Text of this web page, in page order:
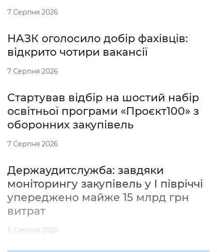
7 Серпня 2026
НАЗК оголосило добір фахівців:
відкрито чотири вакансії
7 Серпня 2026
Стартував відбір на шостий набір
освітньої програми «Проєкт100» з
оборонних закупівель
7 Серпня 2026
Держаудитслужба: завдяки
моніторингу закупівель у І півріччі
упереджено майже 15 млрд грн
витрат
6 Серпня 2026